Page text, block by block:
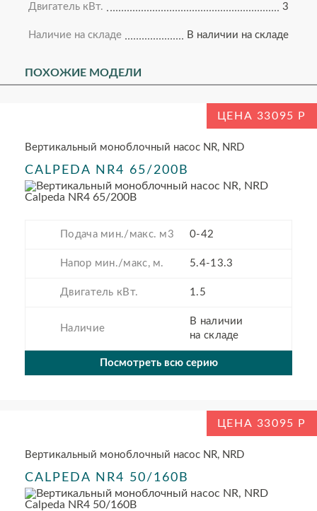
Двигатель кВт. 3
Наличие на складе В наличии на складе
ПОХОЖИЕ МОДЕЛИ
ЦЕНА 33095
Вертикальный моноблочный насос NR, NRD
CALPEDA NR4 65/200B
Подача мин./макс. м3 0-42
Напор мин./макс, м. 5.4-13.3
Двигатель кВт. 1.5
Наличие
В наличии
на складе
Посмотреть всю серию
ЦЕНА 33095
Вертикальный моноблочный насос NR, NRD
CALPEDA NR4 50/160B